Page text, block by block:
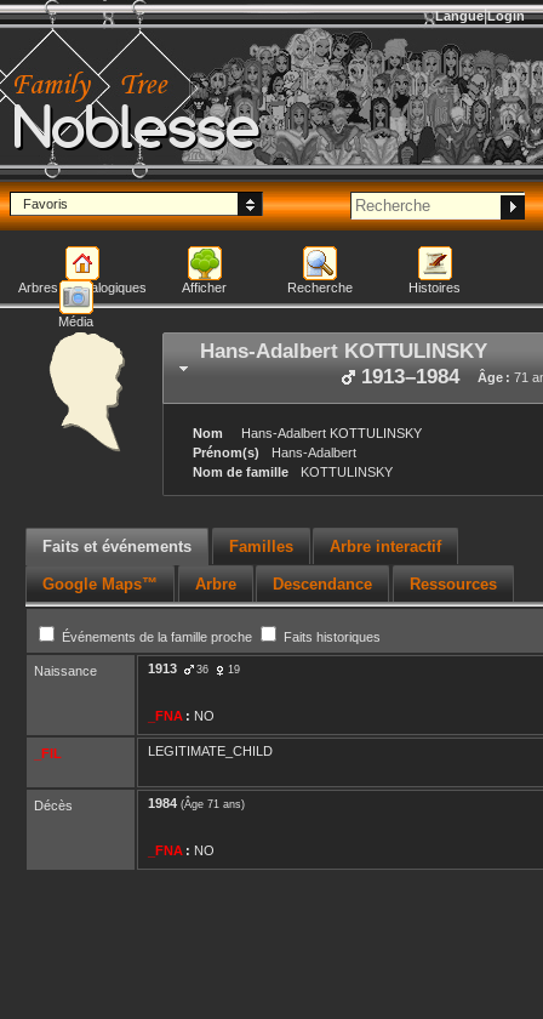
Noblesse
Langue Login
Favoris
Arbres généalogiques Afficher Recherche Histoires
Média
Hans-Adalbert KOTTULINSKY
Âge : 71
1913–1984
Nom Hans-Adalbert KOTTULINSKY
Prénom(s)
Hans-Adalbert
Nom de famille
KOTTULINSKY
Faits et événements Familles Arbre interactif
Google Maps™ Arbre Descendance Ressources
Événements de la famille proche Faits historiques
Naissance 1913 36 19
_FNA : NO
_FIL LEGITIMATE_CHILD
Décès 1984 (Âge 71 ans)
_FNA : NO